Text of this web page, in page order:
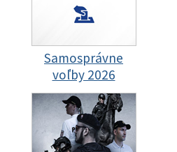
Samosprávne
voľby 2026